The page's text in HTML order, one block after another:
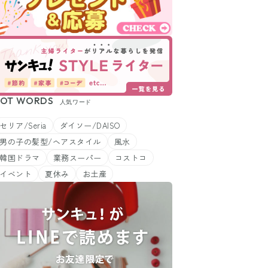
WORDS 人気ワード
セリア/Seria
ダイソー/DAISO
男の子の髪型/ヘアスタイル
風水
韓国ドラマ
業務スーパー
コストコ
イベント
夏休み お土産